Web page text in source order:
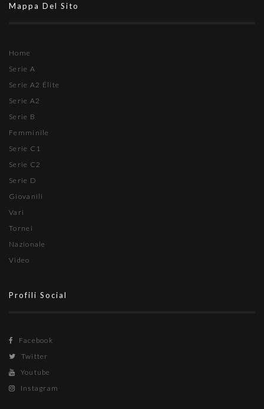
Mappa Del Sito
Home
Serie A
Serie A2 Élite
Serie A2
Serie B
Femminile
Serie C1
Serie C2
Serie D
Giovanili
Vari
Tornei
Nazionale
Video
Profili Social
Facebook
Twitter
Youtube
Instagram